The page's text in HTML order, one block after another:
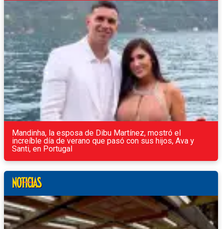
Mandinha, la esposa de Dibu Martínez, mostró el
increíble día de verano que pasó con sus hijos, Ava y
Santi, en Portugal